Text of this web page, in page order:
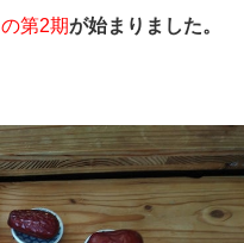
の第2期が始まりました。